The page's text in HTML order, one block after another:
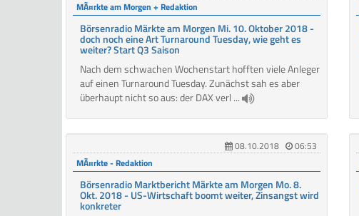
MÃ¤rkte am Morgen + Redaktion
Börsenradio Märkte am Morgen Mi. 10. Oktober 2018 -
doch noch eine Art Turnaround Tuesday, wie geht es
weiter? Start Q3 Saison
Nach dem schwachen Wochenstart hofften viele Anleger
auf einen Turnaround Tuesday. Zunächst sah es aber
überhaupt nicht so aus: der DAX verl ...
08.10.2018
06:53
MÃ¤rkte - Redaktion
Börsenradio Marktbericht Märkte am Morgen Mo. 8.
Okt. 2018 - US-Wirtschaft boomt weiter, Zinsangst wird
konkreter